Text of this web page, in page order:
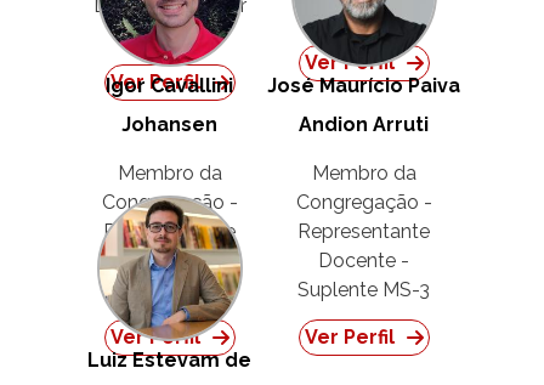
Docente - Titular
MS-3
Ver Perfil
MS-3
Ver Perfil
Igor Cavallini
Johansen
Membro da
Congregação -
Representante
Docente -
Suplente MS-3
Ver Perfil
José Maurício Paiva
Andion Arruti
Membro da
Congregação -
Representante
Docente -
Suplente MS-3
Ver Perfil
Luiz Estevam de